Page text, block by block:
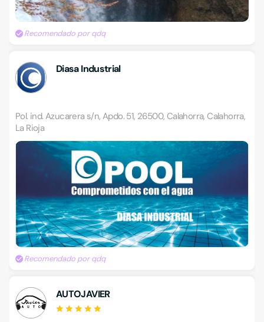
Recomendado por qdq
Diasa Industrial
Pol. ind. Azucarera s/n, Apdo. 51, 26500, Calahorra, Calahorra,
La Rioja
Recomendado por qdq
AUTOJAVIER